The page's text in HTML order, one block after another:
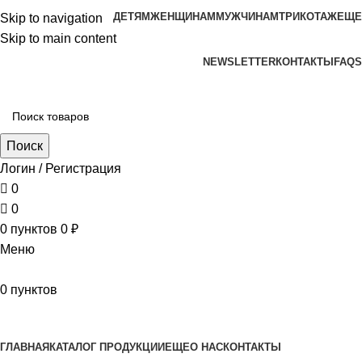
Skip to navigation
Skip to main content
ДЕТЯМЖЕНЩИНАМ МУЖЧИНАМТРИКОТАЖЕЩЕ
aritekstil@mail.ru +79226990188 , +79097440850…
NEWSLETTERКОНТАКТЫ FAQS
Поиск
Логин / Регистрация
0
0
0 пунктов 0 ₽
Меню
0 пунктов
ГЛАВНАЯ КАТАЛОГ ПРОДУКЦИИ ЕЩЕО НАСКОНТАКТЫ